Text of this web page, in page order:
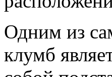
Одним из
клумб